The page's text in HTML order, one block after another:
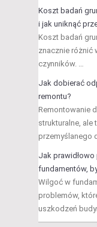
Koszt badań
i jak uniknąć
Koszt badań
znacznie różnić
czynników. …
Jak dobierać
remontu?
Remontowanie
strukturalne, ale
przemyślanego
Jak
fundamentów,
Wilgoć w
problemów,
uszkodzeń